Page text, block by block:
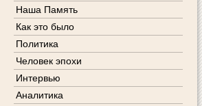
Наша Память
Как это было
Политика
Человек эпохи
Интервью
Аналитика